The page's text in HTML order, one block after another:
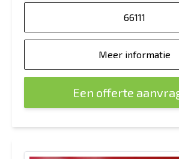
66111
Meer informatie
Een offerte